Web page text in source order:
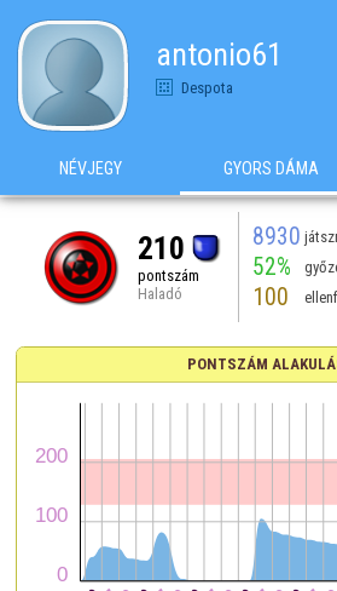
antonio61
Despota
NÉVJEGY GYORS DÁMA
210
pontszám
Haladó
8930
52%
100
PONTSZÁM